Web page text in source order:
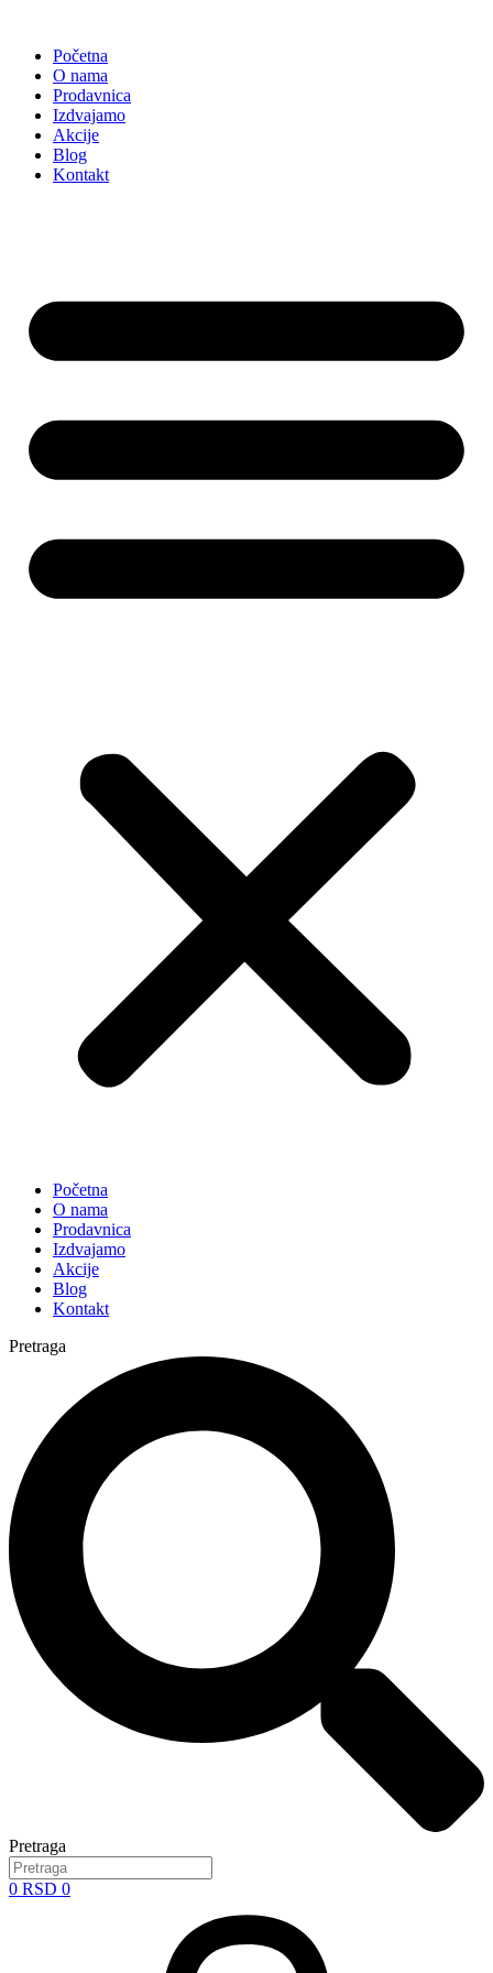
sadržajPočetna
O nama
Prodavnica
Izdvajamo
Akcije
Blog
Kontakt
Početna
O nama
Prodavnica
Izdvajamo
Akcije
Blog
Kontakt
Pretraga
Pretraga
0 RSD 0